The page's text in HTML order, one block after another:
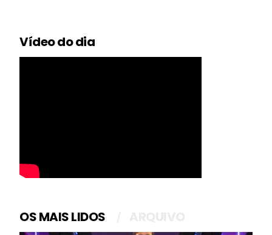
Vídeo do dia
OS MAIS LIDOS